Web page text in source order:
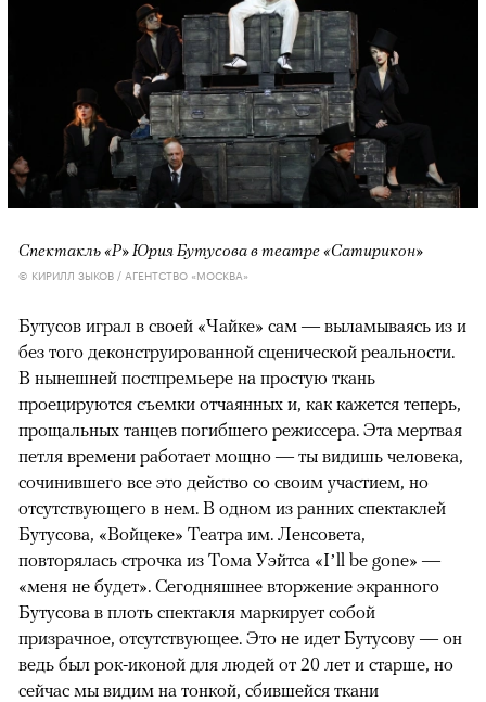
Спектакль «Р» Юрия Бутусова в театре «Сатирикон»
© КИРИЛЛ ЗЫКОВ / АГЕНТСТВО «МОСКВА»
Бутусов играл в своей «Чайке» сам — выламываясь из и
без того деконструированной сценической реальности.
В нынешней постпремьере на простую ткань
проецируются съемки отчаянных и, как кажется теперь,
прощальных танцев погибшего режиссера. Эта мертвая
петля времени работает мощно — ты видишь человека,
сочинившего все это действо со своим участием, но
отсутствующего в нем. В одном из ранних спектаклей
Бутусова, «Войцеке» Театра им. Ленсовета,
повторялась строчка из Тома Уэйтса «I’ll be gone» —
«меня не будет». Сегодняшнее вторжение экранного
Бутусова в плоть спектакля маркирует собой
призрачное, отсутствующее. Это не идет Бутусову — он
ведь был рок-иконой для людей от 20 лет и старше, но
сейчас мы видим на тонкой, сбившейся ткани